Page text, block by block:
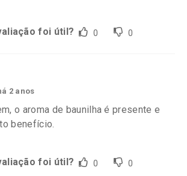
foi útil? 0 0
2 anos
o aroma de baunilha é presente e
benefício.
foi útil? 0 0